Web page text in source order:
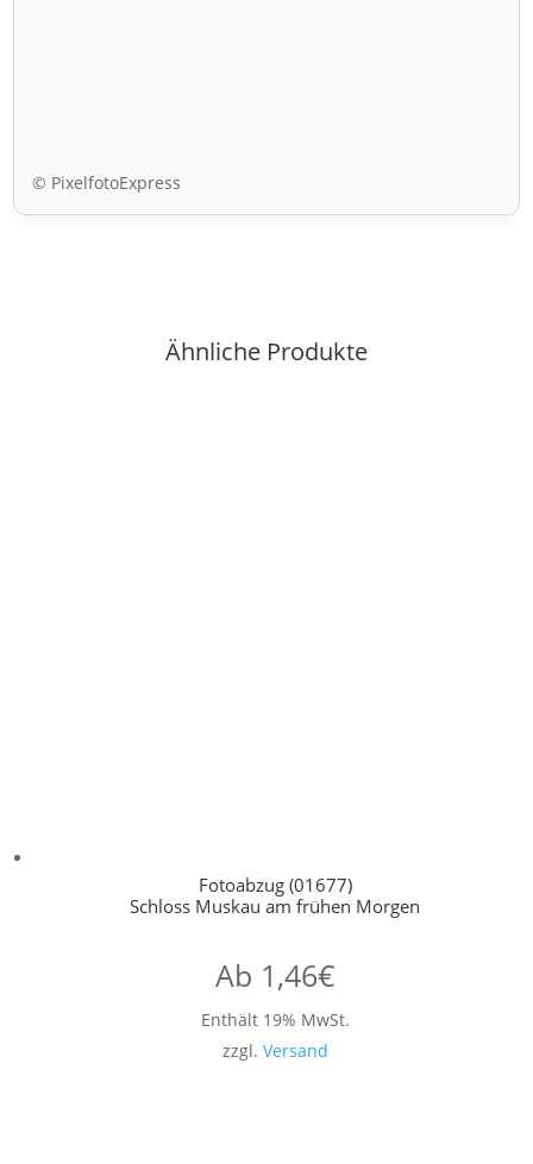
© PixelfotoExpress
Ähnliche Produkte
Fotoabzug (01677)
Schloss Muskau am frühen Morgen
Ab 1,46€
Enthält 19% MwSt.
zzgl. Versand